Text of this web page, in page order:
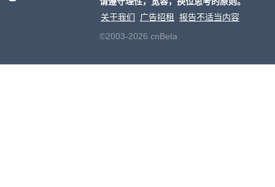
关于我们
广告招租
报告不适当内容
©2003-2026 cnBeta